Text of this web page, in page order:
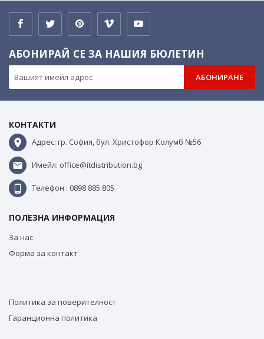
АБОНИРАЙ СЕ ЗА НАШИЯ БЮЛЕТИН
АБОНИРАНЕ
КОНТАКТИ
Адрес: гр. София, бул. Христофор Колумб №56
Имейл: office@itdistribution.bg
Телефон : 0898 885 805
ПОЛЕЗНА ИНФОРМАЦИЯ
За нас
Форма за контакт
Политика за поверителност
Гаранционна политика